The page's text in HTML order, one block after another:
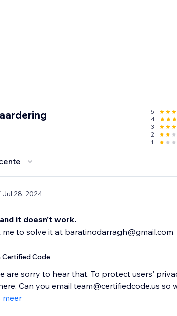
5
4
3
2
1
Jul 28, 2024
it doesn't work.
me to solve it at baratinodarragh@gmail.com
Certified Code
are sorry to hear that. To protect users'
Can you email team@certifiedcode.us so
meer